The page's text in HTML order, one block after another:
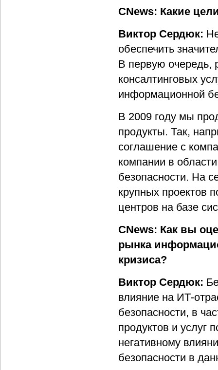
CNews: Какие
Виктор Сердюк:
обеспечить
В первую очередь,
консалтинговых
информационной
В 2009 году мы
продукты. Так,
соглашение с
компании в
безопасности. На
крупных проектов
центров на базе
CNews: Как вы
рынка
кризиса?
Виктор Сердюк:
влияние на ИТ-
безопасности, в
продуктов и услуг
негативному
безопасности в